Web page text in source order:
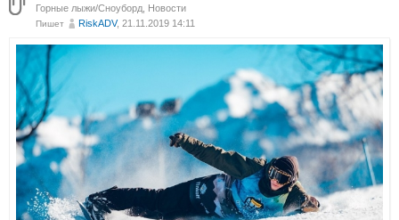
Горные лыжи/Сноуборд Новости
Пишет RiskADV, 21.11.2019 14:11